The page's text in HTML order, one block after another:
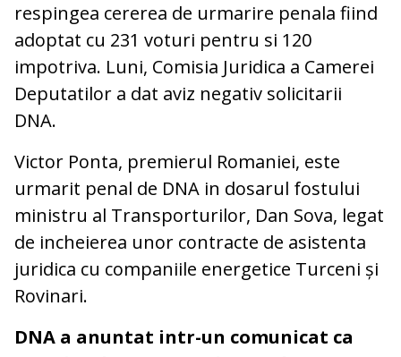
respingea cererea de urmarire penala fiind
adoptat cu 231 voturi pentru si 120
impotriva. Luni, Comisia Juridica a Camerei
Deputatilor a dat aviz negativ solicitarii
DNA.
Victor Ponta, premierul Romaniei, este
urmarit penal de DNA in dosarul fostului
ministru al Transporturilor, Dan Sova, legat
de incheierea unor contracte de asistenta
juridica cu companiile energetice Turceni și
Rovinari.
DNA a anuntat intr-un comunicat ca